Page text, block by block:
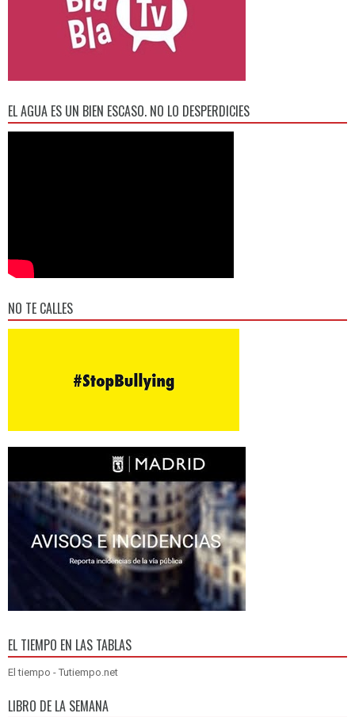
EL AGUA ES UN BIEN ESCASO. NO LO DESPERDICIES
NO TE CALLES
EL TIEMPO EN LAS TABLAS
El tiempo - Tutiempo.net
LIBRO DE LA SEMANA